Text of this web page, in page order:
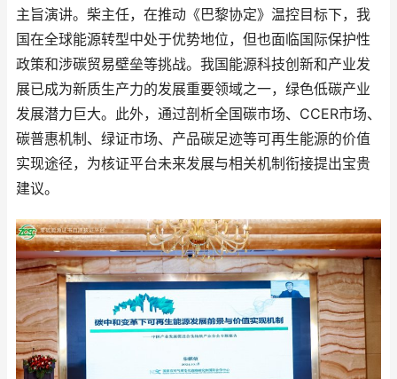
主旨演讲。柴主任，在推动《巴黎协定》温控目标下，我
国在全球能源转型中处于优势地位，但也面临国际保护性
政策和涉碳贸易壁垒等挑战。我国能源科技创新和产业发
展已成为新质生产力的发展重要领域之一，绿色低碳产业
发展潜力巨大。此外，通过剖析全国碳市场、CCER市场、
碳普惠机制、绿证市场、产品碳足迹等可再生能源的价值
实现途径，为核证平台未来发展与相关机制衔接提出宝贵
建议。